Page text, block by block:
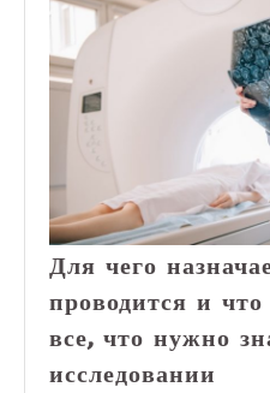
Для чего
проводится и
все, что нужно
исследовании